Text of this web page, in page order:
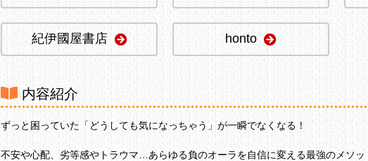
紀伊國屋書店 honto
内容紹介
ずっと困っていた「どうしても気になっちゃう」が一瞬でなくなる！
不安や心配、劣等感やトラウマ…あらゆる負のオーラを自信に変える最強のメソッ